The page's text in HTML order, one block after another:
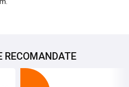
RECOMANDATE